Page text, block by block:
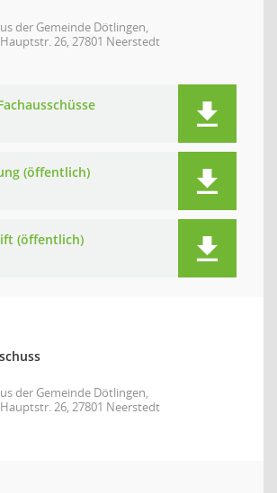
der Gemeinde Dötlingen,
26, 27801 Neerstedt
(öffentlich)
(öffentlich)
der Gemeinde Dötlingen,
26, 27801 Neerstedt